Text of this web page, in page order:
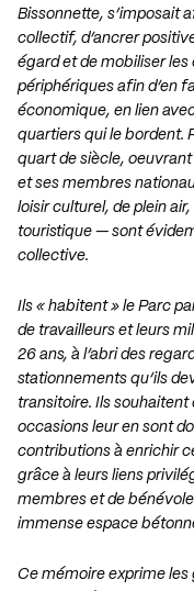
Bissonnette, s’imposait
collectif, d’ancrer
égard et de mobiliser
périphériques afin d’en
économique, en lien
quartiers qui le bordent.
quart de siècle,
et ses membres
loisir culturel, de plein
touristique — sont
collective.
Ils « habitent » le Parc
de travailleurs et leurs
26 ans, à l’abri des
stationnements qu’ils
transitoire. Ils souhaitent
occasions leur en sont
contributions à enrichir
grâce à leurs liens
membres et de
immense espace
Ce mémoire exprime les